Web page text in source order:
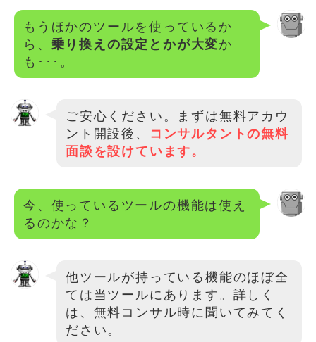
もうほかのツールを使っているか
ら、 乗り換えの設定とかが大変か
も･･･。
ご安心ください。まずは無料アカウ
ント開設後、
コンサルタントの無料
面談を設けています。
今、使っているツールの機能は使え
るのかな？
他ツールが持っている機能のほぼ全
ては当ツールにあります。詳しく
は、無料コンサル時に聞いてみてく
ださい。